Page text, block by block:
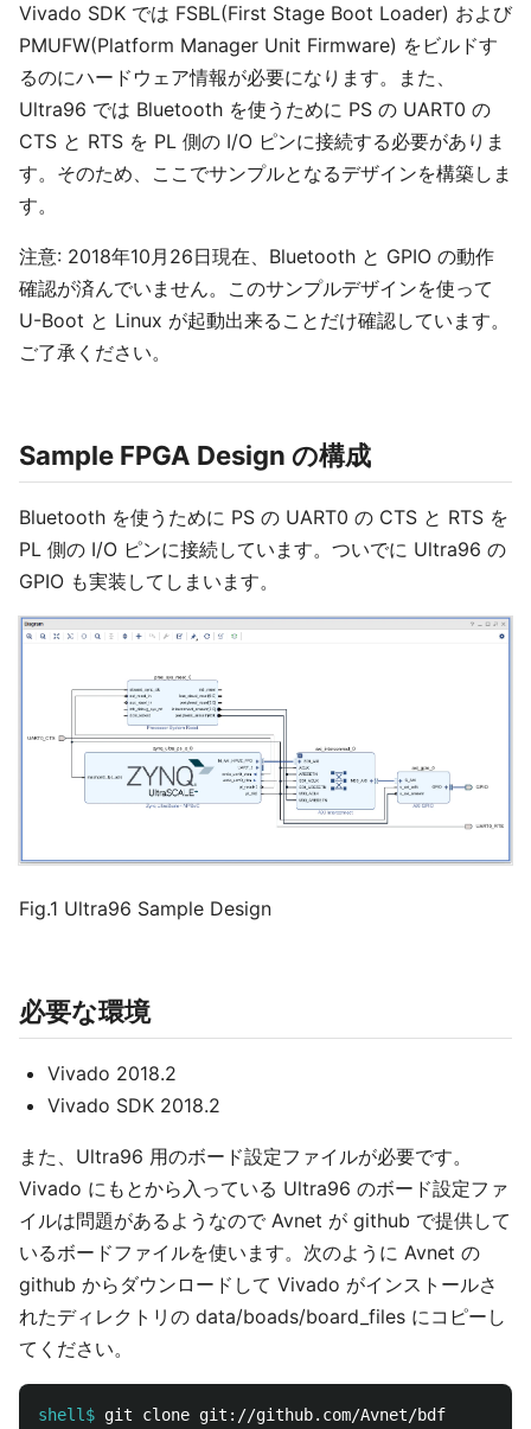
Vivado SDK では FSBL(First Stage Boot Loader) および
PMUFW(Platform Manager Unit Firmware) をビルドす
るのにハードウェア情報が必要になります。また、
Ultra96 では Bluetooth を使うために PS の UART0 の
CTS と RTS を PL 側の I/O ピンに接続する必要がありま
す。そのため、ここでサンプルとなるデザインを構築しま
す。
注意: 2018年10月26日現在、Bluetooth と GPIO の動作
確認が済んでいません。このサンプルデザインを使って
U-Boot と Linux が起動出来ることだけ確認しています。
ご了承ください。
Sample FPGA Design の構成
Bluetooth を使うために PS の UART0 の CTS と RTS を
PL 側の I/O ピンに接続しています。ついでに Ultra96 の
GPIO も実装してしまいます。
Fig.1 Ultra96 Sample Design
必要な環境
Vivado 2018.2
Vivado SDK 2018.2
また、Ultra96 用のボード設定ファイルが必要です。
Vivado にもとから入っている Ultra96 のボード設定ファ
イルは問題があるようなので Avnet が github で提供して
いるボードファイルを使います。次のように Avnet の
github からダウンロードして Vivado がインストールさ
れたディレクトリの data/boads/board_files にコピーし
てください。
shell$